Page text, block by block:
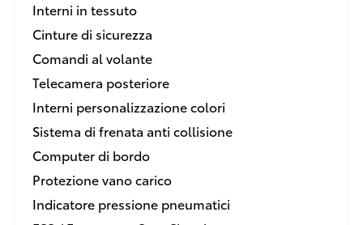
Interni in tessuto
Cinture di sicurezza
Comandi al volante
Telecamera posteriore
Interni personalizzazione colori
Sistema di frenata anti collisione
Computer di bordo
Protezione vano carico
Indicatore pressione pneumatici